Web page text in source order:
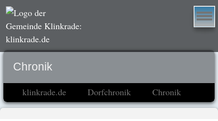
Chronik
klinkrade.de Dorfchronik Chronik